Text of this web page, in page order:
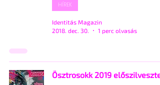
HÍREK
Identitás Magazin
2018. dec. 30.
1 perc olvasás
Ösztrosokk 2019 előszilveszter